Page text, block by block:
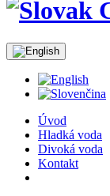
Úvod
Hladká voda
Divoká voda
Kontakt